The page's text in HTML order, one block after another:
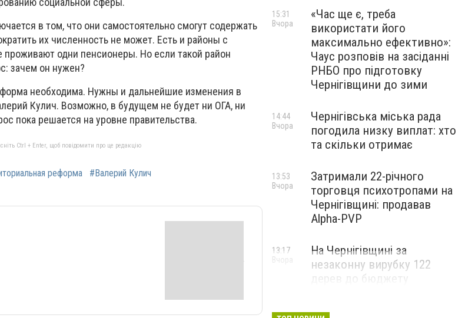
в том, что они самостоятельно смогут содержать
их численность не может. Есть и районы с
проживают одни пенсионеры. Но если такой район
зачем он нужен?
необходима. Нужны и дальнейшие изменения в
Кулич. Возможно, в будущем не будет ни ОГА, ни
пока решается на уровне правительства.
Ctrl + Enter, щоб повідомити про це редакцію
реформа #Валерий Кулич
«Час ще є, треба
використати його
максимально ефективно»:
Чаус розповів на засіданні
РНБО про підготовку
Чернігівщини до зими
15:31
Вчора
Чернігівська міська рада
погодила низку виплат: хто
та скільки отримає
14:44
Вчора
Затримали 22-річного
торговця психотропами на
Чернігівщині: продавав
Alpha-PVP
13:53
Вчора
На Чернігівщині за
незаконну вирубку 122
дерев до бюджету
13:17
Вчора